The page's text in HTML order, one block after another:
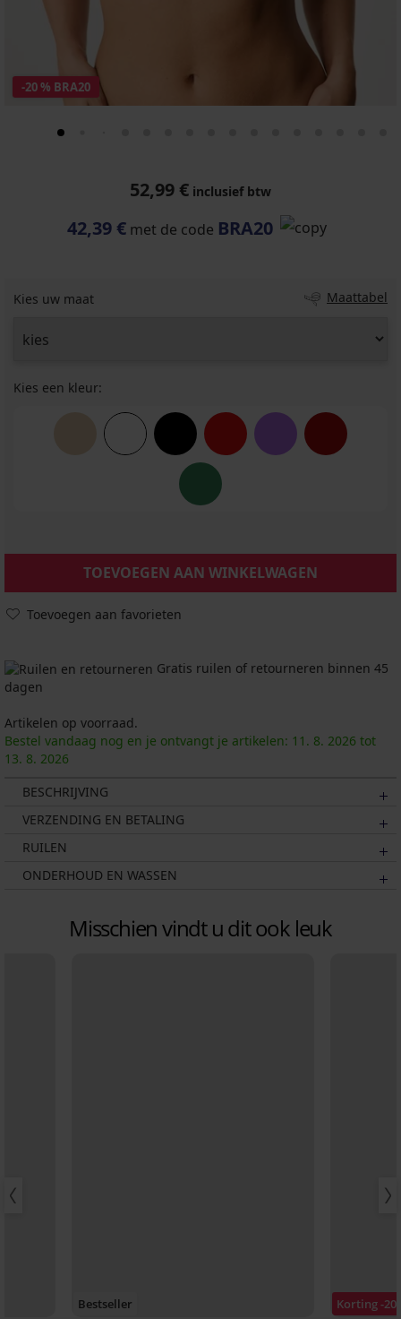
-20 % BRA20
52,99 € inclusief btw
42,39 € met de code BRA20
Kies uw maat Maattabel
Kies een kleur:
TOEVOEGEN AAN WINKELWAGEN
Toevoegen aan favorieten
Gratis ruilen of retourneren binnen 45
dagen
Artikelen op voorraad.
Bestel vandaag nog en je ontvangt je artikelen: 11. 8. 2026 tot
13. 8. 2026
BESCHRIJVING
VERZENDING EN BETALING
RUILEN
ONDERHOUD EN WASSEN
Misschien vindt u dit ook leuk
Bestseller Korting -